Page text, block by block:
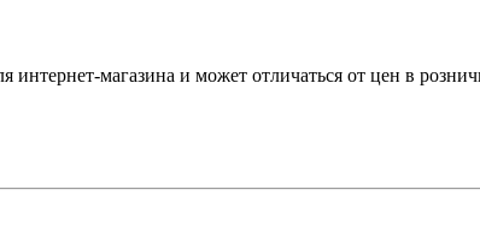
интернет-магазина и может отличаться от цен в